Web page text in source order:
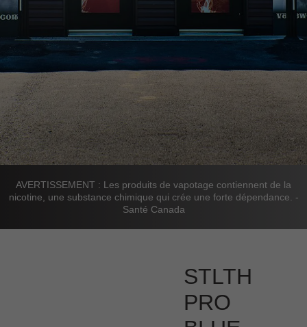
AVERTISSEMENT : Les produits de vapotage contiennent de la
nicotine, une substance chimique qui crée une forte dépendance. -
Santé Canada
STLTH
PRO